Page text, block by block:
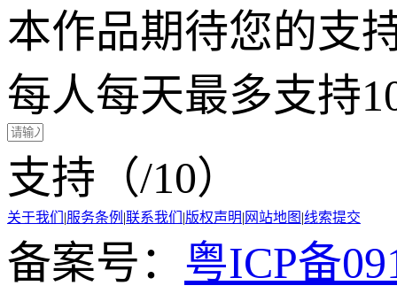
本作品期待您的支
每人每天最多支持
支持（/10）
关于我们 |服务条例 |联系我们 |版权声明| 网站地图 |线索提交
备案号： 粤ICP备